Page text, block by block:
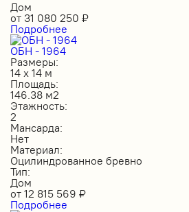
Дом
от 31 080 250 ₽
Подробнее
ОБН - 1964
Размеры:
14 х 14 м
Площадь:
146.38 м2
Этажность:
2
Мансарда:
Нет
Материал:
Оцилиндрованное бревно
Тип:
Дом
от 12 815 569 ₽
Подробнее